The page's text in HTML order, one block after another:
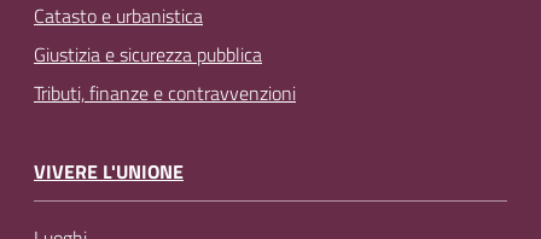
Catasto e urbanistica
Giustizia e sicurezza pubblica
Tributi, finanze e contravvenzioni
VIVERE L'UNIONE